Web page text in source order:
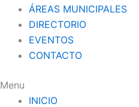
ÁREAS MUNICIPALES
DIRECTORIO
EVENTOS
CONTACTO
Menu
INICIO